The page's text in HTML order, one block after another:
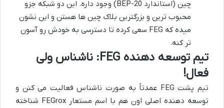
چین (استاندارد BEP-20) وجود داره. این دو شبکه جزو
محبوب ترین و بزرگترین بلاک چین ها هستن و این نشون
میده که FEG سعی کرده تا دسترسی به خودش رو آسون
تر کنه.
تیم توسعه دهنده FEG: ناشناس ولی
فعال!
تیم پشت FEG عمدتاً به صورت ناشناس فعالیت می کنن و
توسعه دهنده اصلی اون هم با اسم مستعار FEGrox شناخته